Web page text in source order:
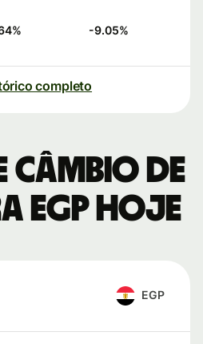
% -9.05%
completo
câmbio de
EGP hoje
EGP